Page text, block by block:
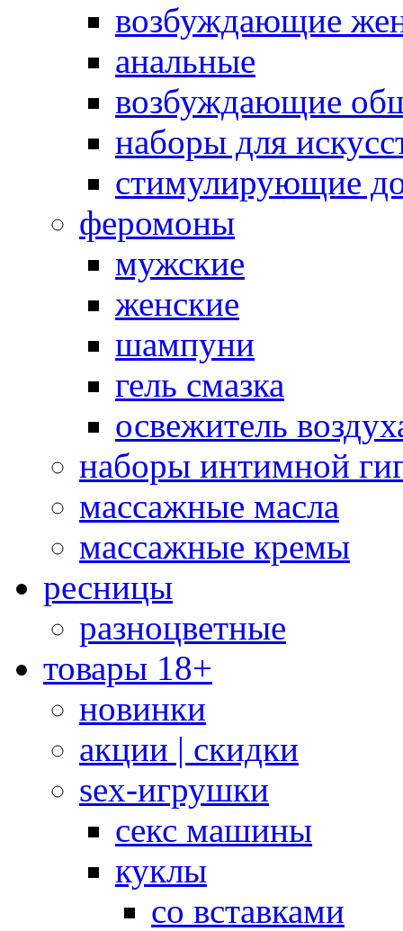
возбуждающие
анальные
возбуждающие
наборы для
стимулирующие
феромоны
мужские
женские
шампуни
гель смазка
освежитель
наборы интимной
массажные масла
массажные кремы
ресницы
разноцветные
товары 18+
новинки
акции | скидки
sex-игрушки
секс машины
куклы
со вставками